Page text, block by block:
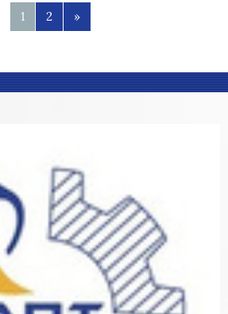
1Page 1
2Page 2
»Next page